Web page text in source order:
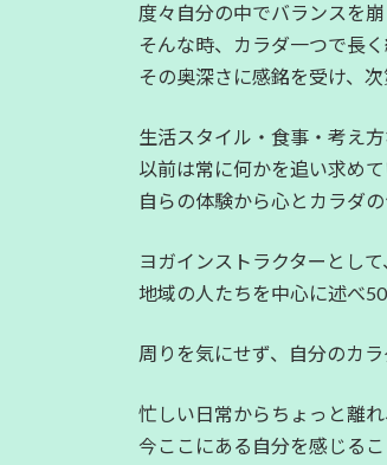
度々自分の中でバランスを
そんな時、カラダ一つで長
その奥深さに感銘を受け、
生活スタイル・食事・考え
以前は常に何かを追い求め
自らの体験から心とカラダ
ヨガインストラクターとし
地域の人たちを中心に述べ
周りを気にせず、自分のカ
忙しい日常からちょっと離
今ここにある自分を感じる